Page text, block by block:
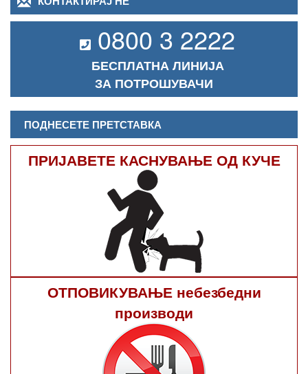
0800 3 2222
БЕСПЛАТНА ЛИНИЈА
ЗА ПОТРОШУВАЧИ
ПОДНЕСЕТЕ ПРЕТСТАВКА
ПРИЈАВЕТЕ КАСНУВАЊЕ ОД КУЧЕ
ОТПОВИКУВАЊЕ небезбедни
производи